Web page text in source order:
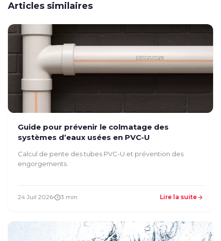
Articles similaires
Guide pour prévenir le colmatage des
systèmes d’eaux usées en PVC-U
Calcul de pente des tubes PVC-U et prévention des
engorgements.
24 Juil 2026 3 min Lire la suite